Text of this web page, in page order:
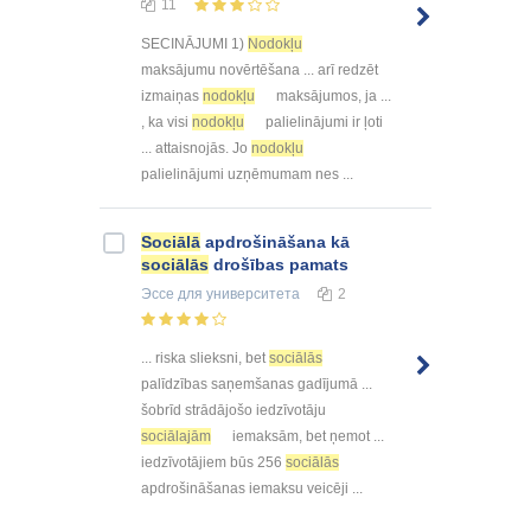
11
SECINĀJUMI 1) Nodokļu
maksājumu novērtēšana ... arī redzēt
izmaiņas nodokļu
maksājumos, ja ...
, ka visi nodokļu
palielinājumi ir ļoti
... attaisnojās. Jo nodokļu
palielinājumi uzņēmumam nes ...
Sociālā apdrošināšana kā
sociālās drošības pamats
Эссе для университета 2
... riska slieksni, betsociālās
palīdzības saņemšanas gadījumā ...
šobrīd strādājošo iedzīvotāju
sociālajām
iemaksām, bet ņemot ...
iedzīvotājiem būs 256 sociālās
apdrošināšanas iemaksu veicēji ...